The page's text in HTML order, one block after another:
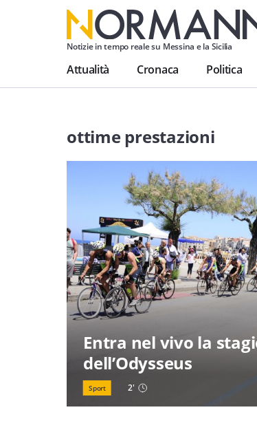
Notizie in tempo reale su Messina e la Sicilia
Attualità Cronaca Politica
ottime prestazioni
Entra nel vivo la
dell’Odysseus
Sport 2'